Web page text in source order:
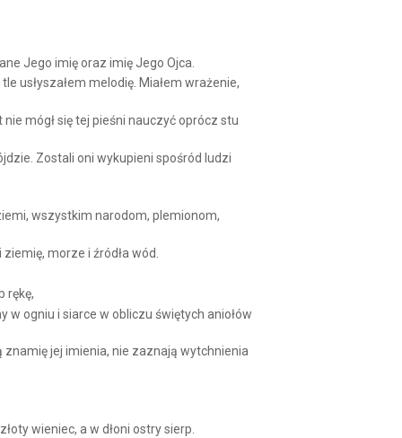
Jego imię oraz imię Jego Ojca.
usłyszałem melodię. Miałem wrażenie,
mógł się tej pieśni nauczyć oprócz stu
Zostali oni wykupieni spośród ludzi
wszystkim narodom, plemionom,
morze i źródła wód.
rękę,
ogniu i siarce w obliczu świętych aniołów
znamię jej imienia, nie zaznają wytchnienia
wieniec, a w dłoni ostry sierp.